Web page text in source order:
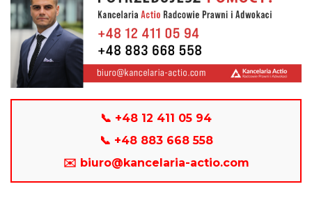
📞 +48 12 411 05 94
📞 +48 883 668 558
✉️ biuro@kancelaria-actio.com